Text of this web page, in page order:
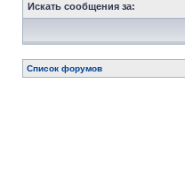
Искать сообщения за:
Список форумов